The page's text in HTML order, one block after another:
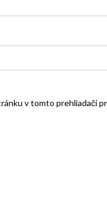
v tomto prehliadači